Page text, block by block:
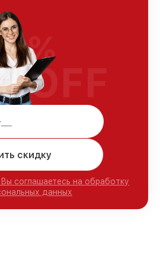
скидку
Вы соглашаетесь на обработку
данных
%
OFF